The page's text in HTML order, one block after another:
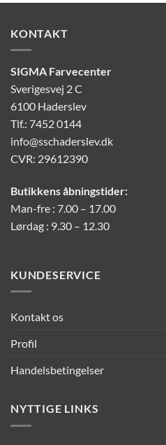
KONTAKT
SIGMA Farvecenter
Sverigesvej 2 C
6100 Haderslev
Tlf.: 7452 0144
info@sschaderslev.dk
CVR: 29612390
Butikkens åbningstider:
Man-fre : 7.00 – 17.00
Lørdag : 9.30 – 12.30
KUNDESERVICE
Kontakt os
Profil
Handelsbetingelser
NYTTIGE LINKS